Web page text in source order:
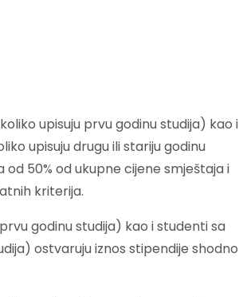
upisuju prvu godinu studija) kao i
upisuju drugu ili stariju godinu
50% od ukupne cijene smještaja i
kriterija.
godinu studija) kao i studenti sa
ostvaruju iznos stipendije shodno